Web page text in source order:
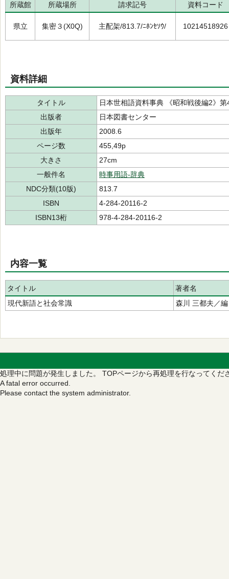
所蔵館 所蔵場所 請求記号 資料コード
県立 集密３(X0Q) 主配架/813.7/ﾆﾎﾝｾｿｳ/ 10214518926
資料詳細
タイトル
日本世相語資料事典 《昭和戦後編2》第
出版者
日本図書センター
出版年
2008.6
ページ数
455,49p
大きさ
27cm
一般件名
時事用語-辞典
NDC分類(10版)
813.7
ISBN
4-284-20116-2
ISBN13桁
978-4-284-20116-2
内容一覧
タイトル
著者名
現代新語と社会常識
森川 三都夫／編
処理中に問題が発生しました。 TOPページから再処理を行なってくだ
A fatal error occurred.
Please contact the system administrator.